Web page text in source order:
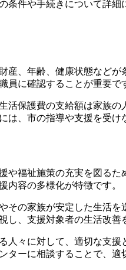
件や手続きについて詳
、年齢、健康状態など
に確認することが重要で
保護費の支給額は家族
、市の指導や支援を受け
福祉施策の充実を図る
内容の多様化が特徴です。
の家族が安定した生活
、支援対象者の生活改善
々に対して、適切な支
ーに相談することで、適